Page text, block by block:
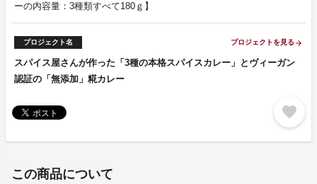
ーの内容量：3種類すべて180ｇ】
プロジェクト名 プロジェクトを見る arrow_forward
スパイス屋さんが作った「3種の本格スパイスカレー」とヴィーガン
認証の「無添加」糀カレー
favorite
この商品について